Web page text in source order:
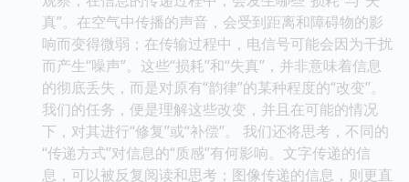
真”。在空气中传播的声音，会受到距离和障碍物的影
响而变得微弱；在传输过程中，电信号可能会因为干扰
而产生“噪声”。这些“损耗”和“失真”，并非意味着信息
的彻底丢失，而是对原有“韵律”的某种程度的“改变”。
我们的任务，便是理解这些改变，并且在可能的情况
下，对其进行“修复”或“补偿”。 我们还将思考，不同的
“传递方式”对信息的“质感”有何影响。文字传递的信
息，可以被反复阅读和思考；图像传递的信息，则更直